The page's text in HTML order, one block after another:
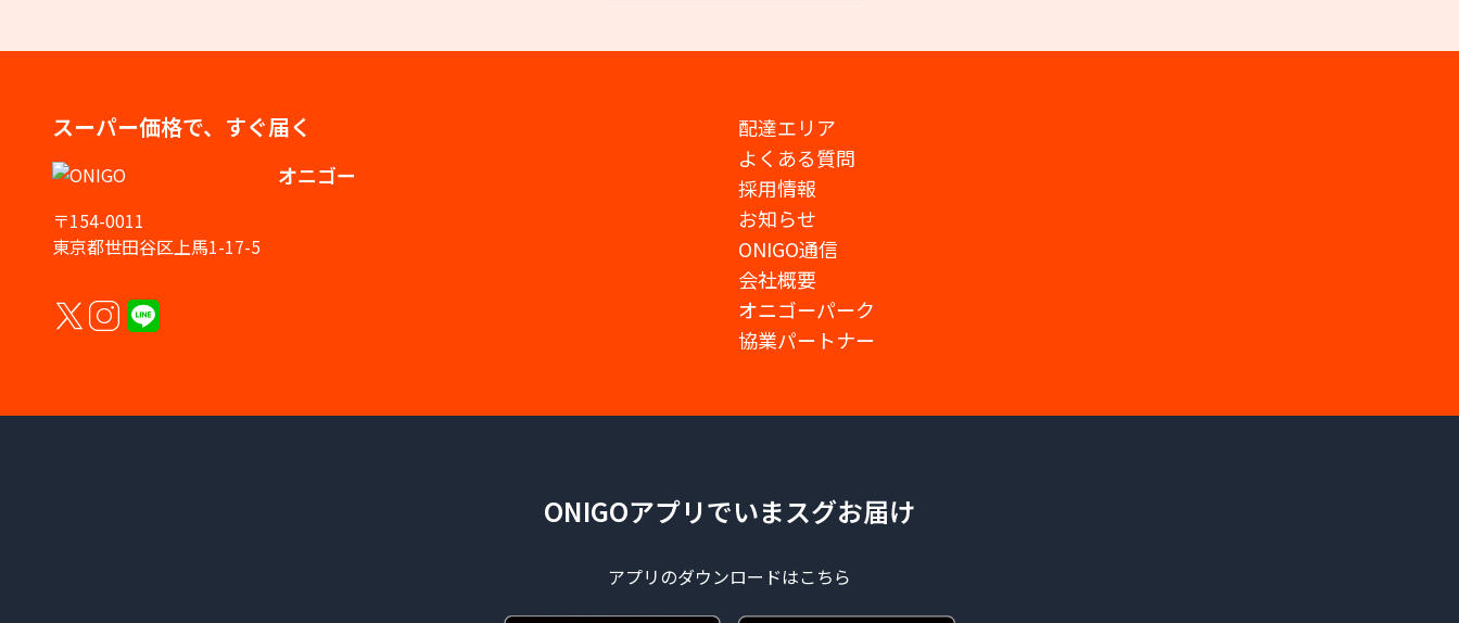
スーパー価格で、すぐ届く
オニゴー
〒154-0011
東京都世田谷区上馬1-17-5
配達エリア
よくある質問
採用情報
お知らせ
ONIGO通信
会社概要
オニゴーパーク
協業パートナー
ONIGOアプリでいまスグお届け
アプリのダウンロードはこちら